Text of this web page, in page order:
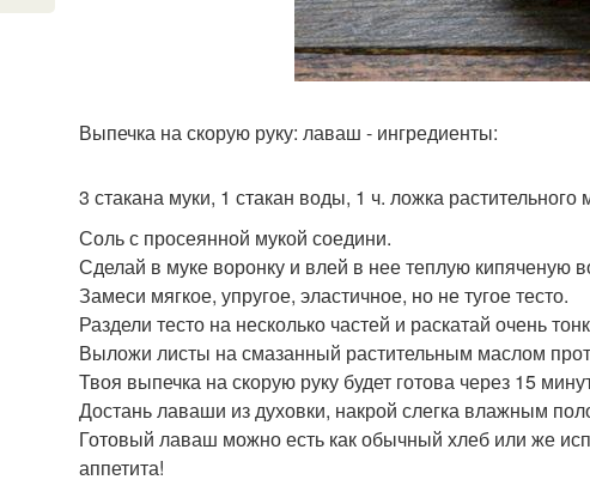
Выпечка на скорую руку: лаваш - ингредиенты:
3 стакана муки, 1 стакан воды, 1 ч. ложка растительного
Соль с просеянной мукой соедини.
Сделай в муке воронку и влей в нее теплую кипяченую
Замеси мягкое, упругое, эластичное, но не тугое тесто.
Раздели тесто на несколько частей и раскатай очень
Выложи листы на смазанный растительным маслом
Твоя выпечка на скорую руку будет готова через 15
Достань лаваши из духовки, накрой слегка влажным
Готовый лаваш можно есть как обычный хлеб или же
аппетита!